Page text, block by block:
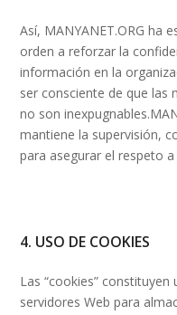
Así, MANYANET.ORG ha
orden a reforzar la
información en la
ser consciente de que las
no son
mantiene la supervisión,
para asegurar el respeto
4. USO DE COOKIES
Las “cookies”
servidores Web para